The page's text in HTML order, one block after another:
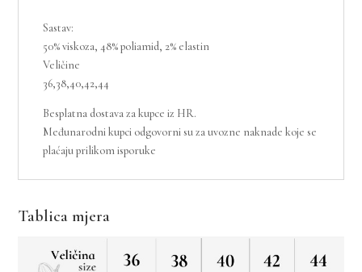
Sastav:
50% viskoza, 48% poliamid, 2% elastin
Veličine
36,38,40,42,44
Besplatna dostava za kupce iz HR.
Međunarodni kupci odgovorni su za uvozne naknade koje se
plaćaju prilikom isporuke
Tablica mjera